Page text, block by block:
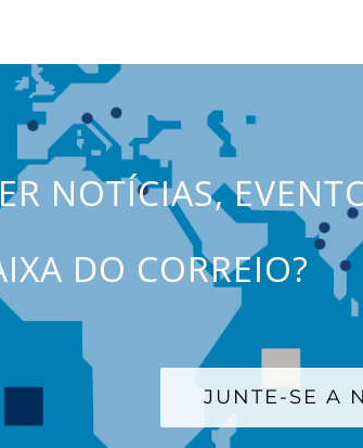
NOTÍCIAS,
DO CORREIO?
JUNTE-SE A